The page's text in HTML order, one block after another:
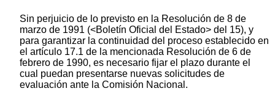
Sin perjuicio de lo previsto en la Resolución de 8 de
marzo de 1991 (<Boletín Oficial del Estado> del 15), y
para garantizar la continuidad del proceso establecido en
el artículo 17.1 de la mencionada Resolución de 6 de
febrero de 1990, es necesario fijar el plazo durante el
cual puedan presentarse nuevas solicitudes de
evaluación ante la Comisión Nacional.